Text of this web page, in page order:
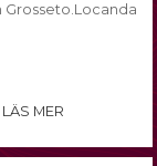
Grosseto.Locanda
LÄS MER